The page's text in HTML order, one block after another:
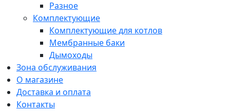
Разное
Комплектующие
Комплектующие для котлов
Мембранные баки
Дымоходы
Зона обслуживания
О магазине
Доставка и оплата
Контакты